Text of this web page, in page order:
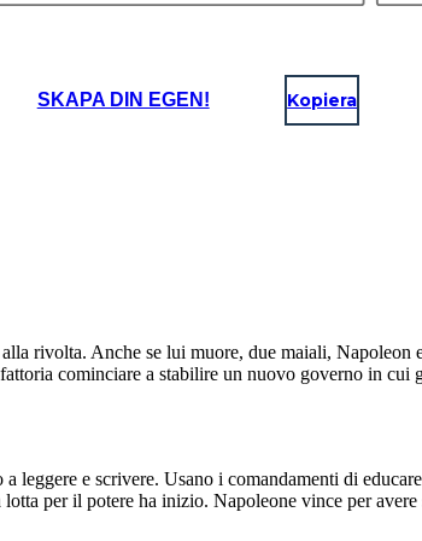
SKAPA DIN EGEN! Kopiera
rivolta. Anche se lui muore, due maiali, Napoleon
cominciare a stabilire un nuovo governo in cui
leggere e scrivere. Usano i comandamenti di
per il potere ha inizio. Napoleone vince per